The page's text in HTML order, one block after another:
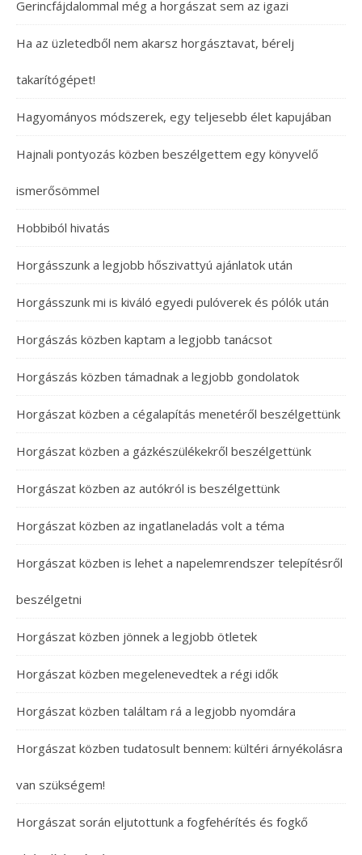
Gerincfájdalommal még a horgászat sem az igazi
Ha az üzletedből nem akarsz horgásztavat, bérelj
takarítógépet!
Hagyományos módszerek, egy teljesebb élet kapujában
Hajnali pontyozás közben beszélgettem egy könyvelő
ismerősömmel
Hobbiból hivatás
Horgásszunk a legjobb hőszivattyú ajánlatok után
Horgásszunk mi is kiváló egyedi pulóverek és pólók után
Horgászás közben kaptam a legjobb tanácsot
Horgászás közben támadnak a legjobb gondolatok
Horgászat közben a cégalapítás menetéről beszélgettünk
Horgászat közben a gázkészülékekről beszélgettünk
Horgászat közben az autókról is beszélgettünk
Horgászat közben az ingatlaneladás volt a téma
Horgászat közben is lehet a napelemrendszer telepítésről
beszélgetni
Horgászat közben jönnek a legjobb ötletek
Horgászat közben megelenevedtek a régi idők
Horgászat közben találtam rá a legjobb nyomdára
Horgászat közben tudatosult bennem: kültéri árnyékolásra
van szükségem!
Horgászat során eljutottunk a fogfehérítés és fogkő